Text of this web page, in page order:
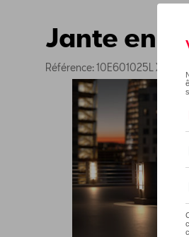
Jante en
Référence: 10E601025L XEB